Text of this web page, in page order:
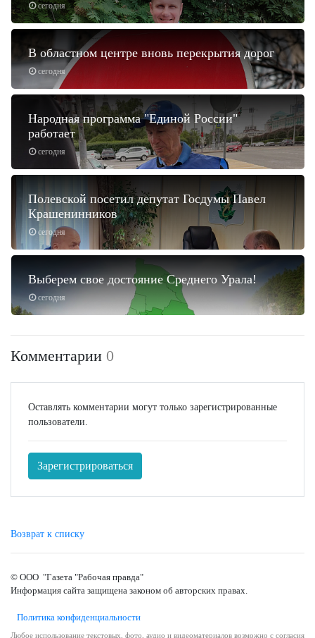
сегодня
сегодня
В областном центре вновь перекрытия дорог
сегодня
Народная программа "Единой России"
работает
сегодня
Полевской посетил депутат Госдумы Павел
Крашенинников
сегодня
Выберем свое достояние Среднего Урала!
Комментарии 0
Оставлять комментарии могут только зарегистрированные
пользователи.
Зарегистрироваться
Возврат к списку
© ООО "Газета "Рабочая правда"
Информация сайта защищена законом об авторских правах.
Политика конфиденциальности
Любое использование текстовых, фото, аудио и видеоматериалов возможно с согласия